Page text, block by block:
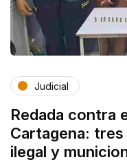
Judicial
Redada contra
Cartagena:
ilegal y